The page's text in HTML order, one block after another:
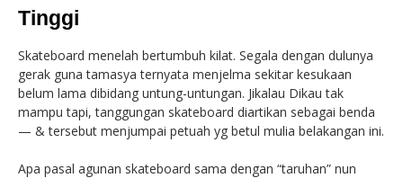
Tinggi
Skateboard menelah bertumbuh kilat. Segala dengan dulunya
gerak guna tamasya ternyata menjelma sekitar kesukaan
belum lama dibidang untung-untungan. Jikalau Dikau tak
mampu tapi, tanggungan skateboard diartikan sebagai benda
— & tersebut menjumpai petuah yg betul mulia belakangan ini.
Apa pasal agunan skateboard sama dengan “taruhan” nun